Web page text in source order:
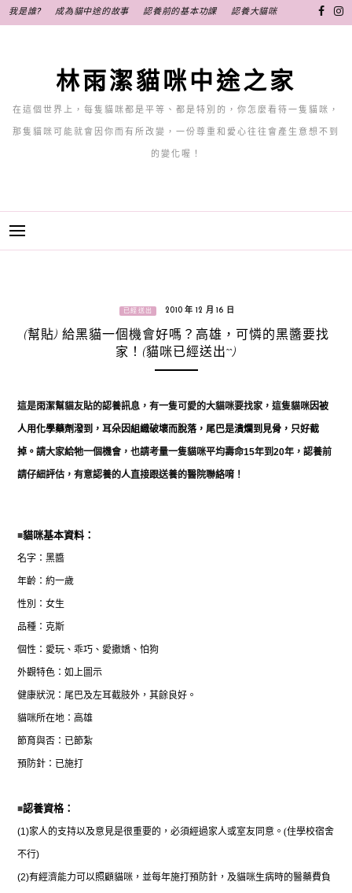
至
我是誰? 成為貓中途的故事 認養前的基本功課 認養大貓咪
林雨潔貓咪中途之家
在這個世界上，每隻貓咪都是平等、都是特別的，你怎麼看待一隻貓咪，
那隻貓咪可能就會因你而有所改變，一份尊重和愛心往往會產生意想不到
的變化喔！
已經送出 2010 年 12 月 16 日
(幫貼) 給黑貓一個機會好嗎？高雄，可憐的黑醬要找
家！(貓咪已經送出^^)
這是雨潔幫貓友貼的認養訊息，有一隻可愛的大貓咪要找家，這隻貓咪因被
人用化學藥劑潑到，耳朵因組織破壞而脫落， 尾巴是潰爛到見骨，只好截
掉。 請大家給牠一個機會，也請考量一隻貓咪平均壽命15年到20年，認養前
請仔細評估，有意認養的人直接跟送養的醫院聯絡唷！
■貓咪基本資料：
名字：黑醬
年齡：約一歲
性別：女生
品種：克斯
個性：愛玩、乖巧、愛撒嬌、怕狗
外觀特色：如上圖示
健康狀況：尾巴及左耳截肢外，其餘良好。
貓咪所在地：高雄
節育與否：已節紮
預防針：已施打
■認養資格：
(1)家人的支持以及意見是很重要的，必須經過家人或室友同意。 (住學校宿舍
不行)
(2)有經濟能力可以照顧貓咪，並每年施打預防針，及貓咪生病時的醫藥費負